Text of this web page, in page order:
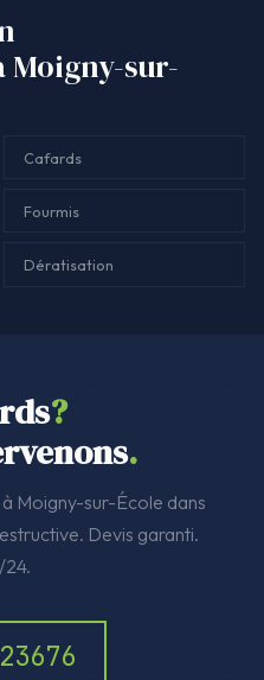
Moigny-sur-
Cafards
Fourmis
Dératisation
?
.
Moigny-sur-École dans
Devis garanti.
24.